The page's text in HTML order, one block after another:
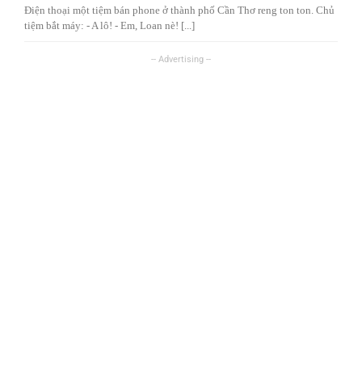
Điện thoại một tiệm bán phone ở thành phố Cần Thơ reng ton ton. Chủ
tiệm bắt máy: - A lô! - Em, Loan nè! [...]